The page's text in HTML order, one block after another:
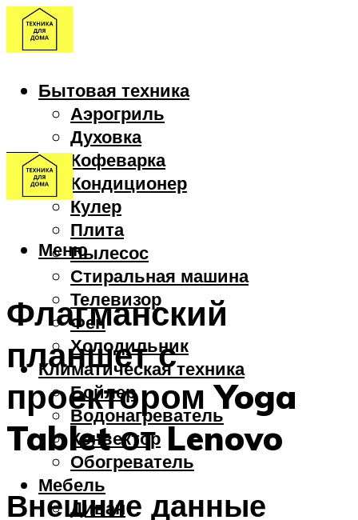
Бытовая техника
Аэрогриль
Духовка
Кофеварка
Кондиционер
Кулер
Плита
Пылесос
Стиральная машина
Телевизор
Фен
Холодильник
Климатическая техника
Бойлер
Водонагреватель
Конвектор
Обогреватель
Мебель
Диван
Меню
Флагманский
планшет с
проектором Yoga
Tablet от Lenovo
Внешние данные